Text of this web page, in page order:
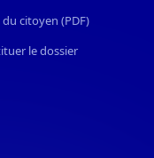
citoyen (PDF)
le dossier